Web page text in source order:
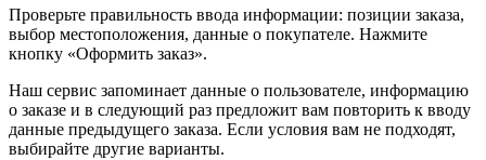
Проверьте правильность ввода информации: позиции заказа,
выбор местоположения, данные о покупателе. Нажмите
кнопку «Оформить заказ».
Наш сервис запоминает данные о пользователе, информацию
о заказе и в следующий раз предложит вам повторить к вводу
данные предыдущего заказа. Если условия вам не подходят,
выбирайте другие варианты.